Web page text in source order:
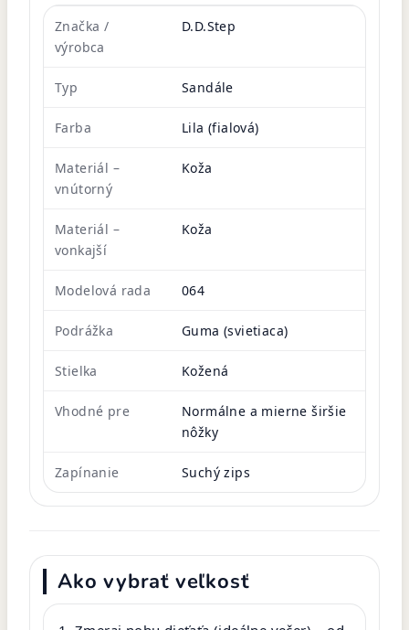
Značka /
výrobca
D.D.Step
Typ Sandále
Farba Lila (fialová)
Materiál –
vnútorný
Koža
Materiál –
vonkajší
Koža
Modelová rada 064
Podrážka Guma (svietiaca)
Stielka Kožená
Vhodné pre
Normálne a mierne širšie
nôžky
Zapínanie Suchý zips
Ako vybrať veľkosť